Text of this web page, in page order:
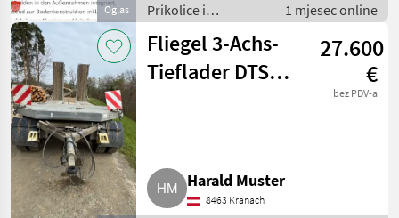
Oglas
Prikolice i
transportna vozila /
Niski utovarivači
1 mjesec online
Fliegel 3-Achs-
Tieflader DTS
27.600
€
bez PDV-a
Harald Muster
8463 Kranach